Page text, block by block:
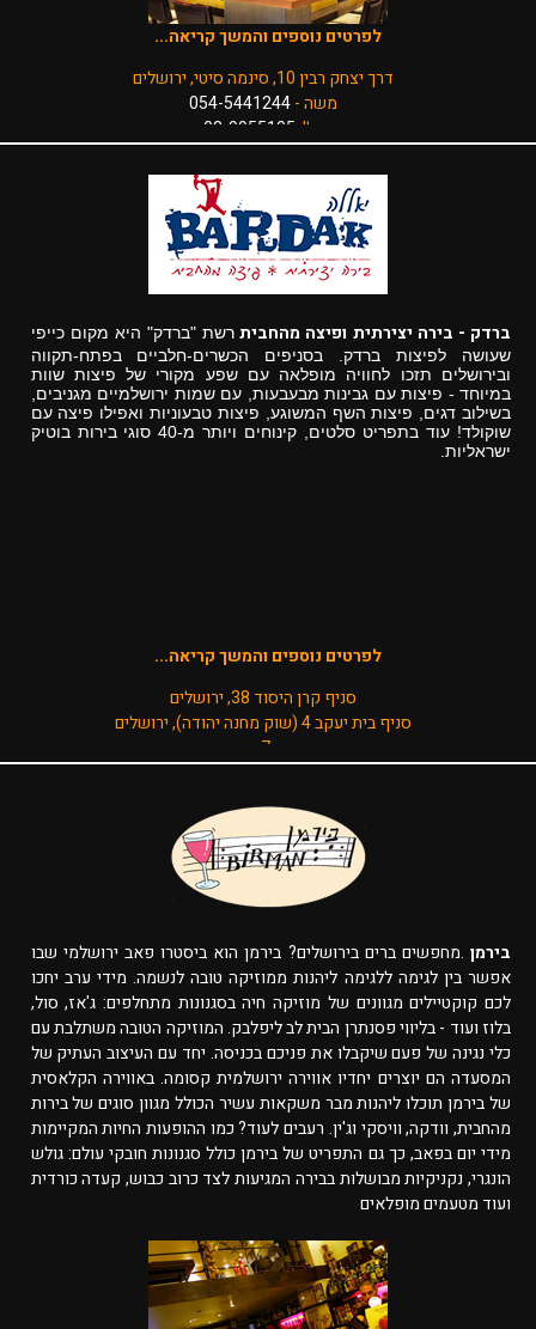
לפרטים נוספים והמשך קריאה...
דרך יצחק רבין 10, סינמה סיטי, ירושלים
משה -054-5441244
טל': 02-9955105
ברדק - בירה יצירתית ופיצה מהחבית רשת "ברדק" היא מקום כייפי
שעושה לפיצות ברדק. בסניפים הכשרים-חלביים בפתח-תקווה
ובירושלים תזכו לחוויה מופלאה עם שפע מקורי של פיצות שוות
במיוחד - פיצות עם גבינות מבעבעות, עם שמות ירושלמיים מגניבים,
בשילוב דגים, פיצות השף המשוגע, פיצות טבעוניות ואפילו פיצה עם
שוקולד! עוד בתפריט סלטים, קינוחים ויותר מ-40 סוגי בירות בוטיק
ישראליות.
לפרטים נוספים והמשך קריאה...
סניף קרן היסוד 38, ירושלים
סניף בית יעקב 4 (שוק מחנה יהודה), ירושלים
בירמן .מחפשים ברים בירושלים? בירמן הוא ביסטרו פאב ירושלמי שבו
אפשר בין לגימה ללגימה ליהנות ממוזיקה טובה לנשמה. מידי ערב יחכו
לכם קוקטיילים מגוונים של מוזיקה חיה בסגנונות מתחלפים: ג'אז, סול,
בלוז ועוד - בליווי פסנתרן הבית לב ליפלבק. המוזיקה הטובה משתלבת עם
כלי נגינה של פעם שיקבלו את פניכם בכניסה. יחד עם העיצוב העתיק של
המסעדה הם יוצרים יחדיו אווירה ירושלמית קסומה. באווירה הקלאסית
של בירמן תוכלו ליהנות מבר משקאות עשיר הכולל מגוון סוגים של בירות
מהחבית, וודקה, וויסקי וג'ין. רעבים לעוד? כמו ההופעות החיות המקיימות
מידי יום בפאב, כך גם התפריט של בירמן כולל סגנונות חובקי עולם: גולש
הונגרי, נקניקיות מבושלות בבירה המגיעות לצד כרוב כבוש, קעדה כורדית
ועוד מטעמים מופלאים